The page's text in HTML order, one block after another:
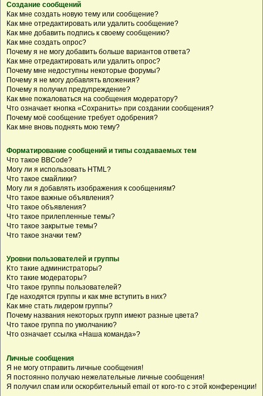
Создание сообщений
Как мне создать новую тему или сообщение?
Как мне отредактировать или удалить сообщение?
Как мне добавить подпись к своему сообщению?
Как мне создать опрос?
Почему я не могу добавить больше вариантов ответа?
Как мне отредактировать или удалить опрос?
Почему мне недоступны некоторые форумы?
Почему я не могу добавлять вложения?
Почему я получил предупреждение?
Как мне пожаловаться на сообщения модератору?
Что означает кнопка «Сохранить» при создании сообщения?
Почему моё сообщение требует одобрения?
Как мне вновь поднять мою тему?
Форматирование сообщений и типы создаваемых тем
Что такое BBCode?
Могу ли я использовать HTML?
Что такое смайлики?
Могу ли я добавлять изображения к сообщениям?
Что такое важные объявления?
Что такое объявления?
Что такое прилепленные темы?
Что такое закрытые темы?
Что такое значки тем?
Уровни пользователей и группы
Кто такие администраторы?
Кто такие модераторы?
Что такое группы пользователей?
Где находятся группы и как мне вступить в них?
Как мне стать лидером группы?
Почему названия некоторых групп имеют разные цвета?
Что такое группа по умолчанию?
Что означает ссылка «Наша команда»?
Личные сообщения
Я не могу отправить личные сообщения!
Я постоянно получаю нежелательные личные сообщения!
Я получил спам или оскорбительный email от кого-то с этой конференции!